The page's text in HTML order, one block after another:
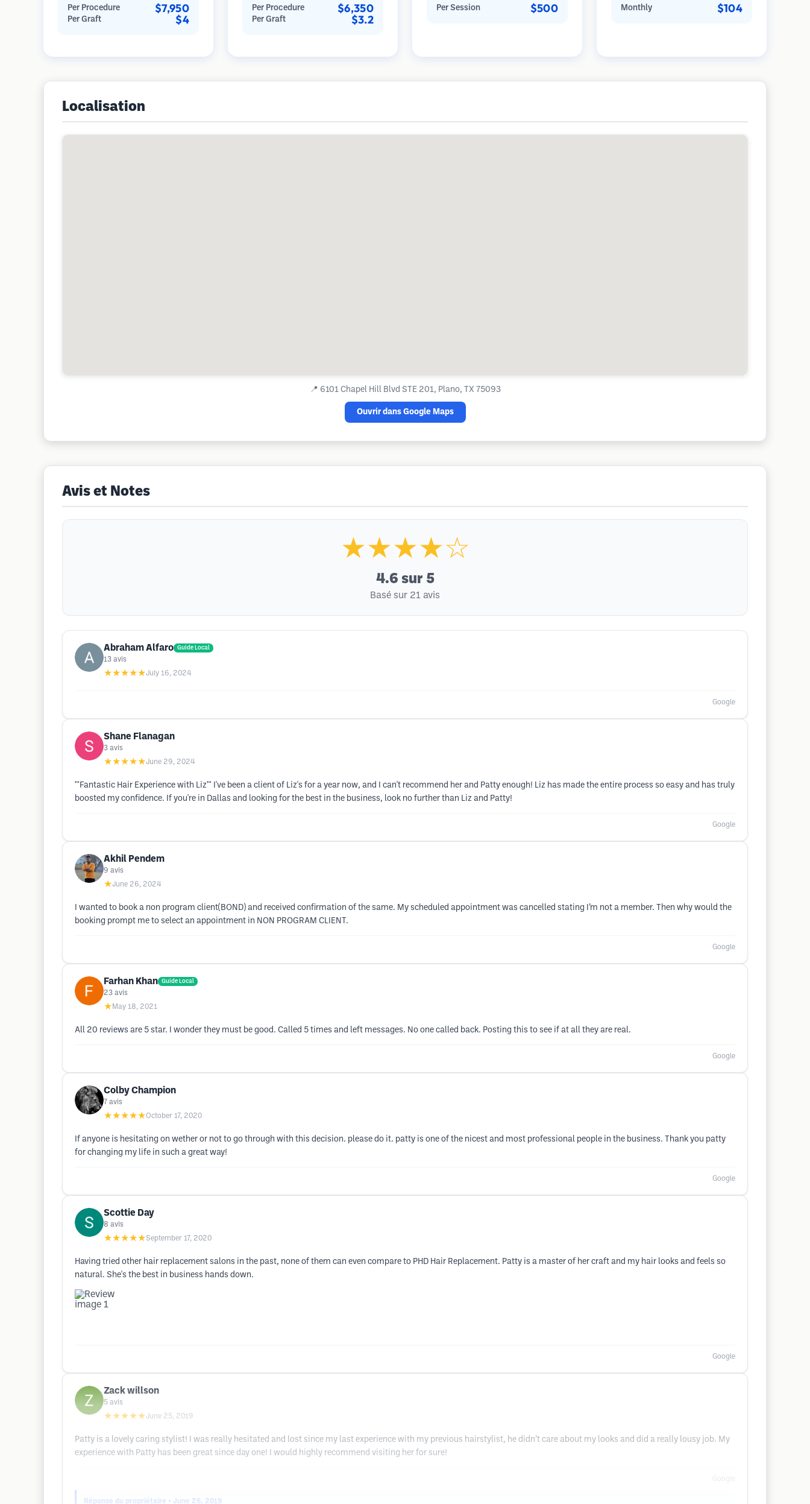
follicules sont ensuite implantés
dans les sites receveurs des zones
Per Procedure $7,950
Per Graft $4
individuelles. Ces unités sont
Per Procedure $6,350
Per Graft $3.2
dans les plaquettes peuvent stimuler
Per Session $500
sur la prévention plutôt que la
Monthly $104
Localisation
📍 6101 Chapel Hill Blvd STE 201, Plano, TX 75093
Ouvrir dans Google Maps
Avis et Notes
★★★★☆
4.6 sur 5
Basé sur 21 avis
Abraham Alfaro Guide Local
13 avis
★★★★★July 16, 2024
Google
Shane Flanagan
3 avis
★★★★★June 29, 2024
**Fantastic Hair Experience with Liz** I've been a client of Liz's for a year now, and I can't recommend her and Patty enough! Liz has made the entire process so easy and has truly
boosted my confidence. If you're in Dallas and looking for the best in the business, look no further than Liz and Patty!
Google
Akhil Pendem
9 avis
★June 26, 2024
I wanted to book a non program client(BOND) and received confirmation of the same. My scheduled appointment was cancelled stating I’m not a member. Then why would the
booking prompt me to select an appointment in NON PROGRAM CLIENT.
Google
Farhan Khan Guide Local
23 avis
★ May 18, 2021
All 20 reviews are 5 star. I wonder they must be good. Called 5 times and left messages. No one called back. Posting this to see if at all they are real.
Google
Colby Champion
7 avis
★★★★★October 17, 2020
If anyone is hesitating on wether or not to go through with this decision. please do it. patty is one of the nicest and most professional people in the business. Thank you patty
for changing my life in such a great way!
Google
Scottie Day
8 avis
★★★★★September 17, 2020
Having tried other hair replacement salons in the past, none of them can even compare to PHD Hair Replacement. Patty is a master of her craft and my hair looks and feels so
natural. She's the best in business hands down.
Google
Zack willson
5 avis
★★★★★June 25, 2019
Patty is a lovely caring stylist! I was really hesitated and lost since my last experience with my previous hairstylist, he didn’t care about my looks and did a really lousy job. My
experience with Patty has been great since day one! I would highly recommend visiting her for sure!
Réponse du propriétaire • June 26, 2019